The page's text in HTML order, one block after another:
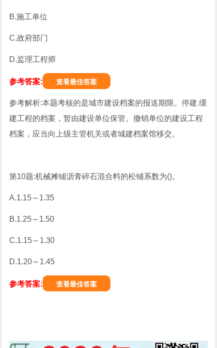
B.施工单位
C.政府部门
D.监理工程师
参考答案: 查看最佳答案
参考解析:本题考核的是城市建设档案的报送期限。停建.缓
建工程的档案，暂由建设单位保管。撤销单位的建设工程
档案，应当向上级主管机关或者城建档案馆移交。
第10题:机械摊铺沥青碎石混合料的松铺系数为()。
A.1.15～1.35
B.1.25～1.50
C.1.15～1.30
D.1.20～1.45
参考答案: 查看最佳答案